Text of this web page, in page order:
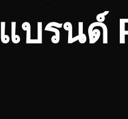
แบรนด์